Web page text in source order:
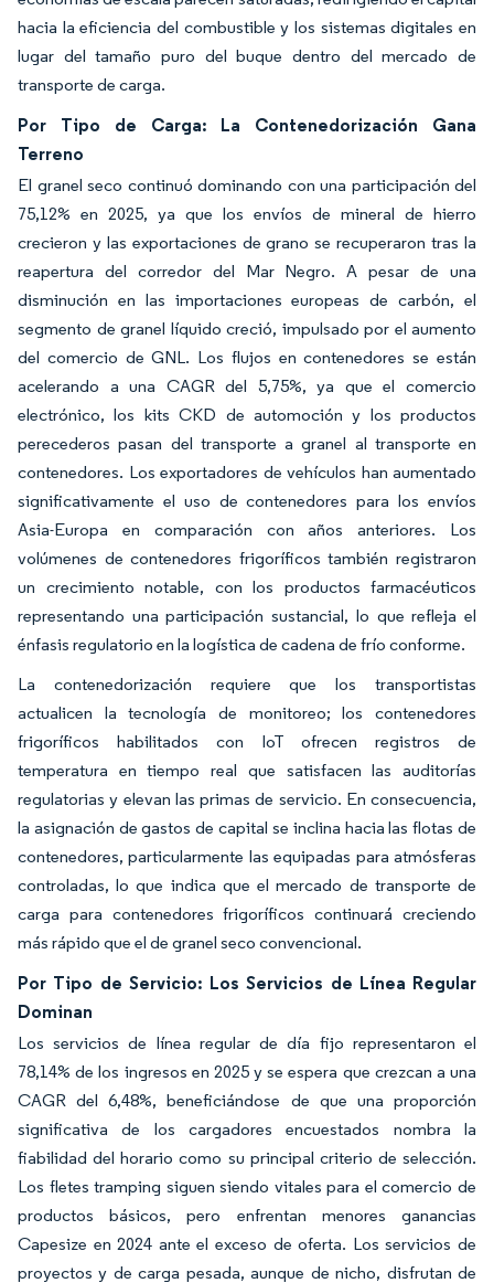
hacia la eficiencia del combustible y los sistemas digitales en
lugar del tamaño puro del buque dentro del mercado de
transporte de carga.
Por Tipo de Carga: La Contenedorización Gana
Terreno
El granel seco continuó dominando con una participación del
75,12% en 2025, ya que los envíos de mineral de hierro
crecieron y las exportaciones de grano se recuperaron tras la
reapertura del corredor del Mar Negro. A pesar de una
disminución en las importaciones europeas de carbón, el
segmento de granel líquido creció, impulsado por el aumento
del comercio de GNL. Los flujos en contenedores se están
acelerando a una CAGR del 5,75%, ya que el comercio
electrónico, los kits CKD de automoción y los productos
perecederos pasan del transporte a granel al transporte en
contenedores. Los exportadores de vehículos han aumentado
significativamente el uso de contenedores para los envíos
Asia-Europa en comparación con años anteriores. Los
volúmenes de contenedores frigoríficos también registraron
un crecimiento notable, con los productos farmacéuticos
representando una participación sustancial, lo que refleja el
énfasis regulatorio en la logística de cadena de frío conforme.
La contenedorización requiere que los transportistas
actualicen la tecnología de monitoreo; los contenedores
frigoríficos habilitados con IoT ofrecen registros de
temperatura en tiempo real que satisfacen las auditorías
regulatorias y elevan las primas de servicio. En consecuencia,
la asignación de gastos de capital se inclina hacia las flotas de
contenedores, particularmente las equipadas para atmósferas
controladas, lo que indica que el mercado de transporte de
carga para contenedores frigoríficos continuará creciendo
más rápido que el de granel seco convencional.
Por Tipo de Servicio: Los Servicios de Línea Regular
Dominan
Los servicios de línea regular de día fijo representaron el
78,14% de los ingresos en 2025 y se espera que crezcan a una
CAGR del 6,48%, beneficiándose de que una proporción
significativa de los cargadores encuestados nombra la
fiabilidad del horario como su principal criterio de selección.
Los fletes tramping siguen siendo vitales para el comercio de
productos básicos, pero enfrentan menores ganancias
Capesize en 2024 ante el exceso de oferta. Los servicios de
proyectos y de carga pesada, aunque de nicho, disfrutan de